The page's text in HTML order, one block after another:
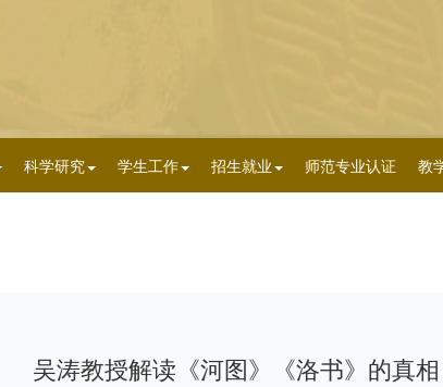
科学研究 学生工作 招生就业 师范专业认证 教
吴涛教授解读《河图》《洛书》的真相